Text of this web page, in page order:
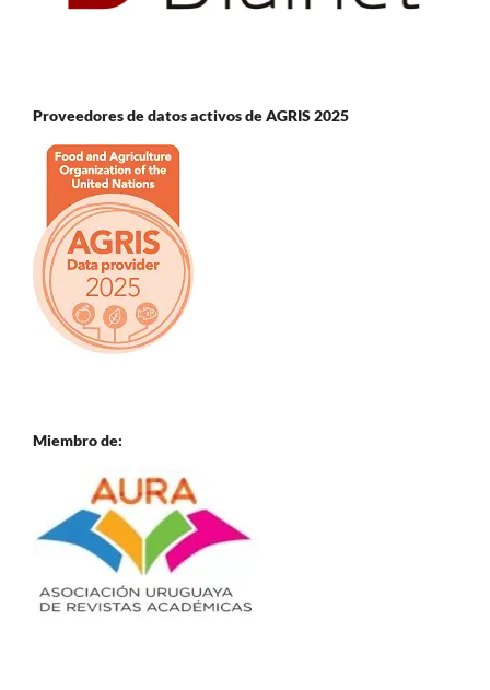
Proveedores de datos activos de AGRIS 2025
Miembro de: